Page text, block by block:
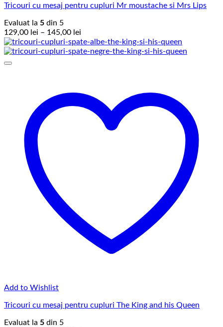
Tricouri cu mesaj pentru cupluri Mr moustache si Mrs Lips
Evaluat la 5 din 5
129,00 lei – 145,00 lei
de
prețuri:
Add to Wishlist
Tricouri cu mesaj pentru cupluri The King and his Queen
Evaluat la 5 din 5